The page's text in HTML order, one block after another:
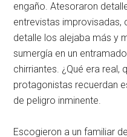
engaño. Atesoraron
entrevistas improvisadas,
detalle los alejaba más y
sumergía en un
chirriantes. ¿Qué era real,
protagonistas recuerdan
de peligro inminente.
Escogieron a un familiar